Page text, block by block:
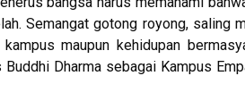
Semangat gotong royong, saling
maupun kehidupan
Dharma sebagai Kampus